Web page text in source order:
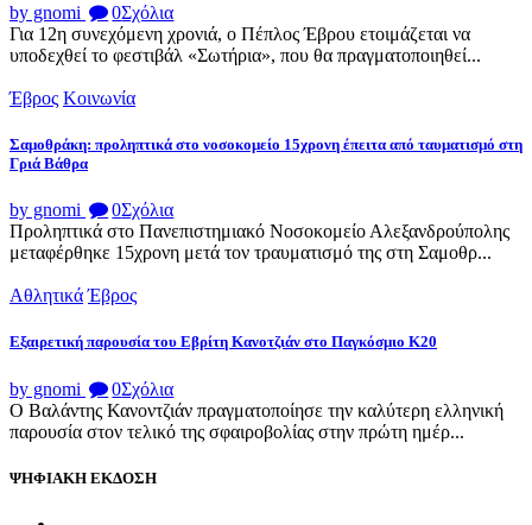
by gnomi 0Σχόλια
Για 12η συνεχόμενη χρονιά, ο Πέπλος Έβρου ετοιμάζεται να
υποδεχθεί το φεστιβάλ «Σωτήρια», που θα πραγματοποιηθεί...
Έβρος Κοινωνία
Σαμοθράκη: προληπτικά στο νοσοκομείο 15χρονη έπειτα από ταυματισμό στη
Γριά Βάθρα
by gnomi 0Σχόλια
Προληπτικά στο Πανεπιστημιακό Νοσοκομείο Αλεξανδρούπολης
μεταφέρθηκε 15χρονη μετά τον τραυματισμό της στη Σαμοθρ...
Αθλητικά Έβρος
Εξαιρετική παρουσία του Εβρίτη Κανοτζιάν στο Παγκόσμιο Κ20
by gnomi 0Σχόλια
Ο Βαλάντης Κανοντζιάν πραγματοποίησε την καλύτερη ελληνική
παρουσία στον τελικό της σφαιροβολίας στην πρώτη ημέρ...
ΨΗΦΙΑΚΗ ΕΚΔΟΣΗ